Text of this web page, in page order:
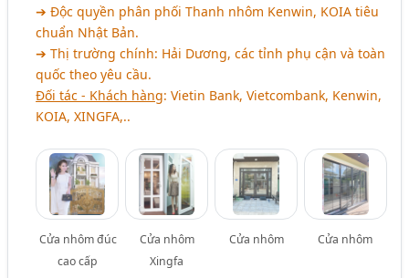
➔ Độc quyền phân phối Thanh nhôm Kenwin, KOIA tiêu
chuẩn Nhật Bản.
➔ Thị trường chính: Hải Dương, các tỉnh phụ cận và toàn
quốc theo yêu cầu.
Đối tác - Khách hàng: Vietin Bank, Vietcombank, Kenwin,
KOIA, XINGFA,..
Cửa nhôm đúc
cao cấp
Cửa nhôm
Xingfa
Cửa nhôm Cửa nhôm